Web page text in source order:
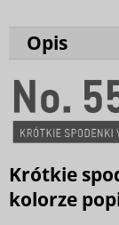
Opis
Krótkie
kolorze